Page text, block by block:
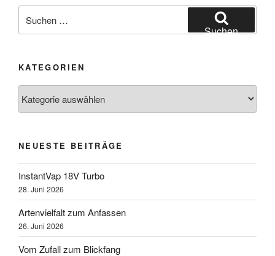
nach:
Suchen
KATEGORIEN
NEUESTE BEITRÄGE
InstantVap 18V Turbo
28. Juni 2026
Artenvielfalt zum Anfassen
26. Juni 2026
Vom Zufall zum Blickfang